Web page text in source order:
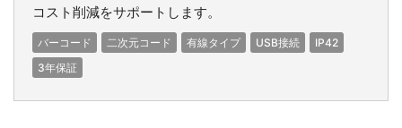
コスト削減をサポートします。
バーコード 二次元コード 有線タイプ USB接続
IP42
3年保証